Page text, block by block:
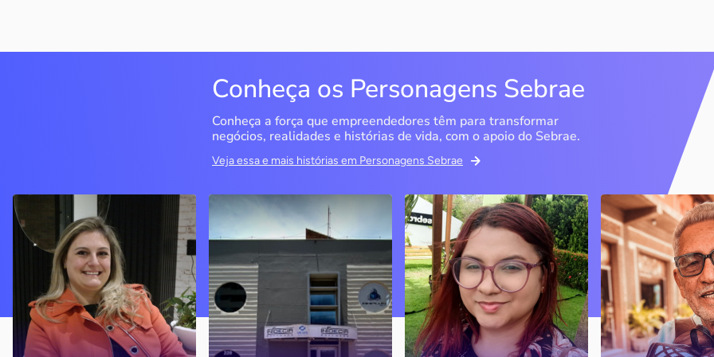
Conheça os Personagens Sebrae
Conheça a força que empreendedores têm para transformar
negócios, realidades e histórias de vida, com o apoio do Sebrae.
Veja essa e mais histórias em Personagens Sebrae
Delucci
Bento Gonçalves / RS
Sem saber muito sobre
empreendedorismo, o casal
contou com o Sebrae para
aprender tudo sobre o
assunto, colocar o negócio
nos eixos e ainda abrir uma
nova empresa
Infoecia Software
Ltda
Londrina / PR
Com mais de 20 anos de
mercado, o empresário
contou com o Sebrae para o
crescimento do negócio
Memória Ancestral
São Luís / MA
Ao lado da irmã e com o
apoio do Sebrae, a Memória
Ancestral utiliza inteligência
artificial com o objetivo de
melhorar a qualidade de vida
de pessoas com a doença
Espedito
Nova Olinda / CE
Peças criadas
cearense já foram
apresentadas em
novelas, desfiles
até em exposições
internacionais